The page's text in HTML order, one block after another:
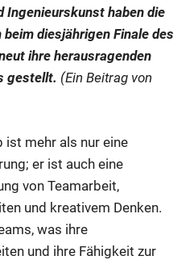
Ingenieurskunst haben die
diesjährigen Finale des
ihre herausragenden
gestellt. (Ein Beitrag von
ist mehr als nur eine
er ist auch eine
von Teamarbeit,
und kreativem Denken.
was ihre
und ihre Fähigkeit zur